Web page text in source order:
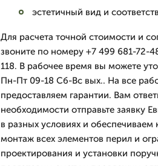
эстетичный вид и
Для расчета точной стоимости и
звоните по номеру +7 499 681-72-
118. В рабочее время вы можете
Пн-Пт 09-18 Сб-Вс вых.. На все
предоставляем гарантии. Вам
необходимости отправьте
в разных условиях и
монтаж всех элементов перил и
проектирования и установки